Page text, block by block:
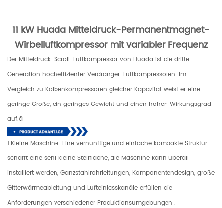
11 kW Huada Mitteldruck-Permanentmagnet-
Wirbelluftkompressor mit variabler Frequenz
Der Mitteldruck-Scroll-Luftkompressor von Huada ist die dritte
Generation hocheffizienter Verdränger-Luftkompressoren. Im
Vergleich zu Kolbenkompressoren gleicher Kapazität weist er eine
geringe Größe, ein geringes Gewicht und einen hohen Wirkungsgrad
auf.ã
1.Kleine Maschine: Eine vernünftige und einfache kompakte Struktur
schafft eine sehr kleine Stellfläche, die Maschine kann überall
installiert werden, Ganzstahlrohrleitungen, Komponentendesign, große
Gitterwärmeableitung und Lufteinlasskanäle erfüllen die
Anforderungen verschiedener Produktionsumgebungen .